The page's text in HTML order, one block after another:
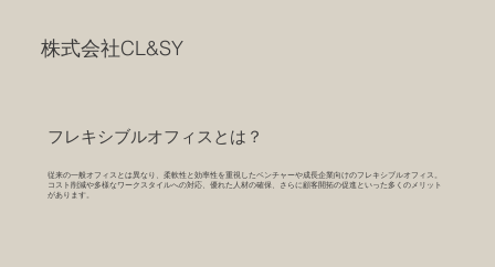
株式会社CL&SY
フレキシブルオフィスとは？
従来の一般オフィスとは異なり、柔軟性と効率性を重視したベンチャーや成長企業向けのフレキシブルオフィス。
コスト削減や多様なワークスタイルへの対応、優れた人材の確保、さらに顧客開拓の促進といった多くのメリット
があります。